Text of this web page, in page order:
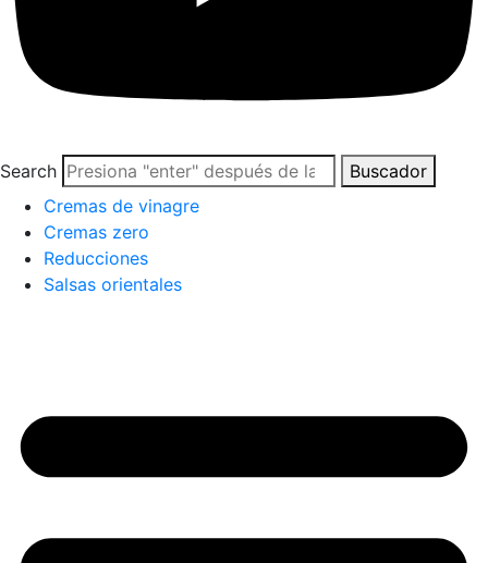
Search
Buscador
Cremas de vinagre
Cremas zero
Reducciones
Salsas orientales